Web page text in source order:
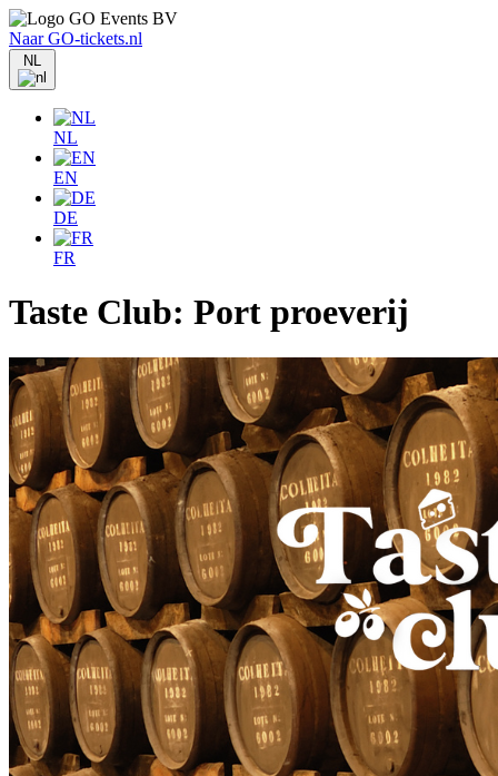
Naar GO-tickets.nl
NL
NL
EN
DE
FR
Taste Club: Port proeverij